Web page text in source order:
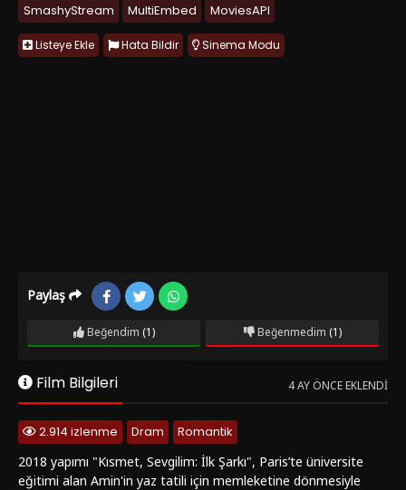
SmashyStream
MultiEmbed MoviesAPI
Listeye Ekle Hata Bildir Sinema Modu
Paylaş
Beğendim (1) Beğenmedim (1)
Film Bilgileri 4 AY ÖNCE EKLENDI
2.914 izlenme Dram
Romantik
2018 yapımı "Kısmet, Sevgilim: İlk Şarkı", Paris’te üniversite
eğitimi alan Amin'in yaz tatili için memleketine dönmesiyle